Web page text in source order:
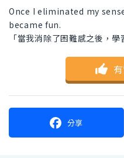
Once I eliminated my
became fun.
「當我消除了困難感之後，學
分享